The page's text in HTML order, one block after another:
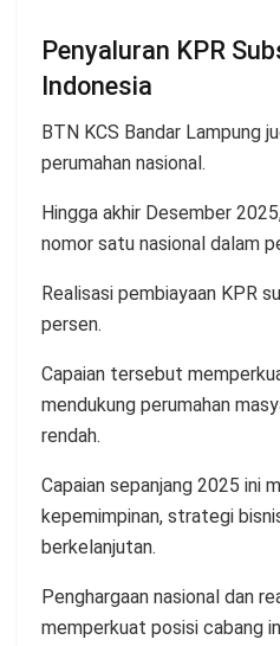
Penyaluran KPR
Indonesia
BTN KCS Bandar Lampung
perumahan nasional.
Hingga akhir Desember
nomor satu nasional dalam
Realisasi pembiayaan KPR
persen.
Capaian tersebut
mendukung perumahan
rendah.
Capaian sepanjang 2025 ini
kepemimpinan, strategi
berkelanjutan.
Penghargaan nasional dan
memperkuat posisi cabang